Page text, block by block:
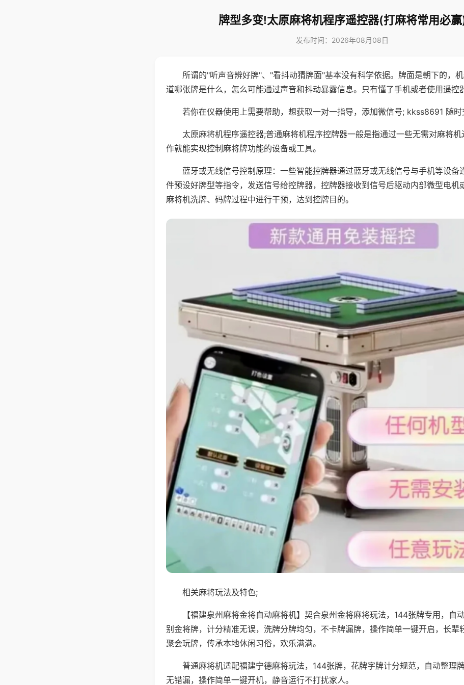
牌型多变!太原麻将机程序遥控器(打麻将常用必
发布时间：2026年08月08日
所谓的"听声音辨好牌"、"看抖动猜牌面"基本没有科学依据。牌面是朝下的，
道哪张牌是什么，怎么可能通过声音和抖动暴露信息。只有懂了手机或者使用遥控
若你在仪器使用上需要帮助，想获取一对一指导，添加微信号; kkss8691 随时
太原麻将机程序遥控器;普通麻将机程序控牌器一般是指通过一些无需对麻将
作就能实现控制麻将牌功能的设备或工具。
蓝牙或无线信号控制原理：一些智能控牌器通过蓝牙或无线信号与手机等设备
件预设好牌型等指令，发送信号给控牌器，控牌器接收到信号后驱动内部微型电机
麻将机洗牌、码牌过程中进行干预，达到控牌目的。
相关麻将玩法及特色;
【福建泉州麻将金将自动麻将机】契合泉州金将麻将玩法，144张牌专用，自
别金将牌，计分精准无误，洗牌分牌均匀，不卡牌漏牌，操作简单一键开启，长辈
聚会玩牌，传承本地休闲习俗，欢乐满满。
普通麻将机适配福建宁德麻将玩法，144张牌，花牌字牌计分规范，自动整理
无错漏，操作简单一键开机，静音运行不打扰家人。